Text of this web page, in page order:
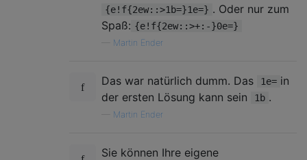
{e!f{2ew::>1b=}1e=} . Oder nur zum
Spaß: {e!f{2ew::>+:-}0e=}
Martin Ender
Das war natürlich dumm. Das 1e= in
der ersten Lösung kann sein
1b .
Martin Ender
Sie können Ihre eigene